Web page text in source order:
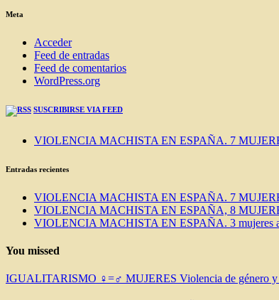
BLOG
Meta
Acceder
Feed de entradas
Feed de comentarios
WordPress.org
SUSCRIBIRSE VIA FEED
VIOLENCIA MACHISTA EN ESPAÑA. 7
Entradas recientes
VIOLENCIA MACHISTA EN ESPAÑA. 7
VIOLENCIA MACHISTA EN ESPAÑA, 8
VIOLENCIA MACHISTA EN ESPAÑA. 3 mujeres
You missed
IGUALITARISMO ♀=♂ MUJERES Violencia de género y